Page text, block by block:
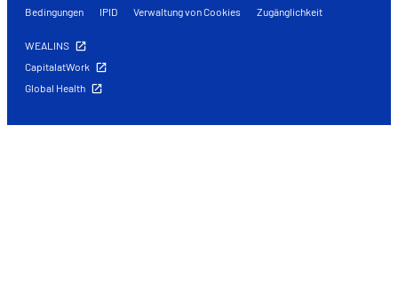
Bedingungen
IPID Verwaltung von Cookies Zugänglichkeit
WEALINS
CapitalatWork
Global Health